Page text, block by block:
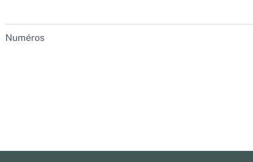
Numéros